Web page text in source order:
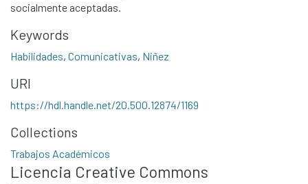
All of DSpace
Statistics
Contacto
Políticas
socialmente aceptadas.
Keywords
Habilidades, Comunicativas, Niñez
URI
https://hdl.handle.net/20.500.12874/1169
Collections
Trabajos Académicos
Licencia Creative Commons